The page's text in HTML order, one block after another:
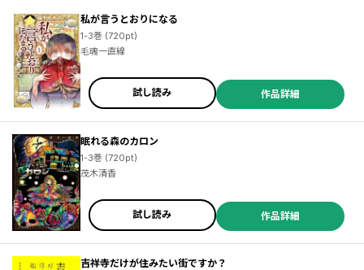
私が言うとおりになる
1-3巻 (720pt)
毛魂一直線
試し読み 作品詳細
眠れる森のカロン
1-3巻 (720pt)
茂木清香
試し読み 作品詳細
吉祥寺だけが住みたい街ですか？